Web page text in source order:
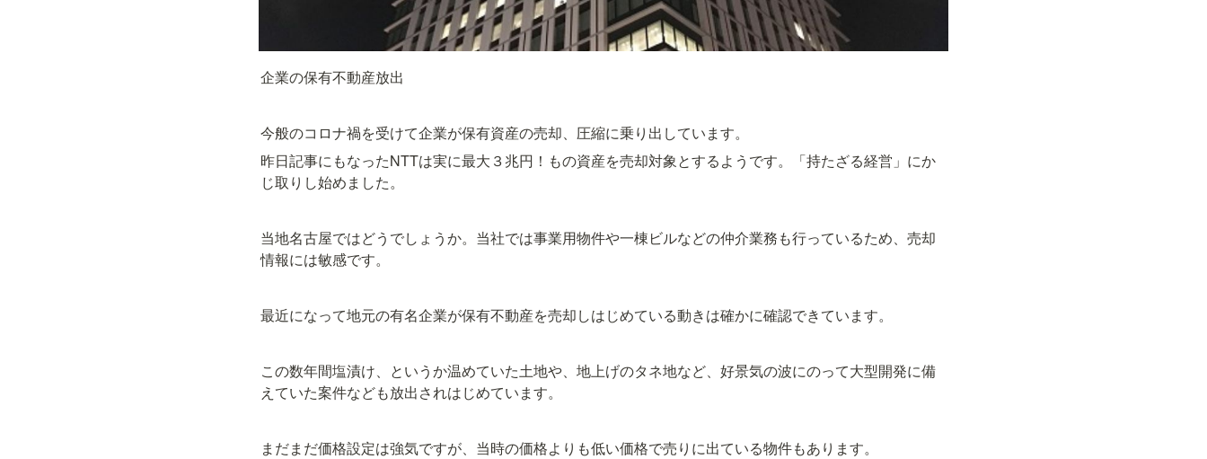
企業の保有不動産放出
今般のコロナ禍を受けて企業が保有資産の売却、圧縮に乗り出しています。
昨日記事にもなったNTTは実に最大３兆円！もの資産を売却対象とするようです。
「持たざる経営」にか
じ取りし始めました。
当地名古屋ではどうでしょうか。 当社では事業用物件や一棟ビルなどの仲介業務も行っているため、売却
情報には敏感です。
最近になって地元の有名企業が保有不動産を売却しはじめている動きは確かに確認できています。
この数年間塩漬け、というか温めていた土地や、地上げのタネ地など、好景気の波にのって大型開発に備
えていた案件なども放出されはじめています。
まだまだ価格設定は強気ですが、当時の価格よりも低い価格で売りに出ている物件もあります。